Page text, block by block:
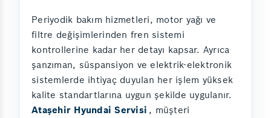
Periyodik bakım hizmetleri, motor yağı ve
filtre değişimlerinden fren sistemi
kontrollerine kadar her detayı kapsar. Ayrıca
şanzıman, süspansiyon ve elektrik-elektronik
sistemlerde ihtiyaç duyulan her işlem yüksek
kalite standartlarına uygun şekilde uygulanır.
Ataşehir Hyundai Servisi , müşteri